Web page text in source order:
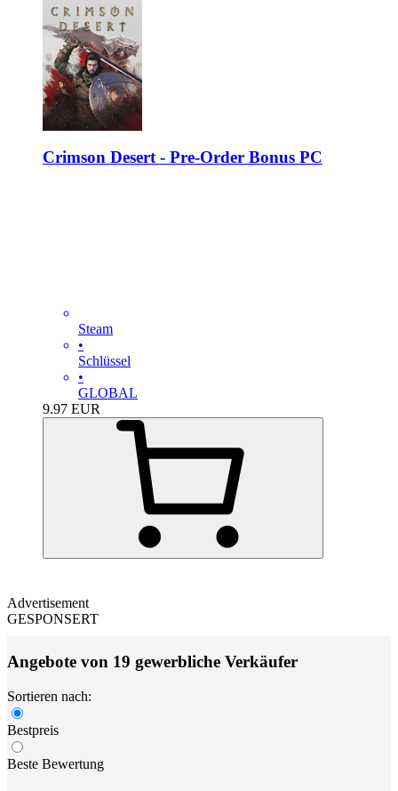
Crimson Desert - Pre-Order Bonus PC
Steam
•
Schlüssel
•
GLOBAL
9.97 EUR
Advertisement
GESPONSERT
Angebote von 19 gewerbliche Verkäufer
Sortieren nach:
Bestpreis
Beste Bewertung